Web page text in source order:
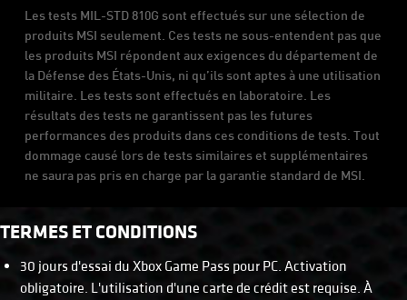
Les tests MIL-STD 810G sont effectués sur une sélection de
produits MSI seulement. Ces tests ne sous-entendent pas que
les produits MSI répondent aux exigences du département de
la Défense des États-Unis, ni qu’ils sont aptes à une utilisation
militaire. Les tests sont effectués en laboratoire. Les
résultats des tests ne garantissent pas les futures
performances des produits dans ces conditions de tests. Tout
dommage causé lors de tests similaires et supplémentaires
ne saura pas pris en charge par la garantie standard de MSI.
TERMES ET CONDITIONS
30 jours d'essai du Xbox Game Pass pour PC. Activation
obligatoire. L'utilisation d'une carte de crédit est requise. À